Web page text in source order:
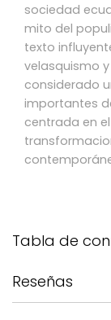
sociedad
mito del
texto
velasquismo
considerado
importantes
centrada en
Tabla de
Reseñas